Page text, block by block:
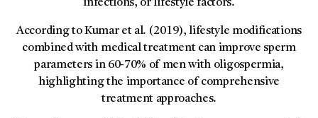
infections, or lifestyle factors.
According to Kumar et al. (2019), lifestyle modifications
combined with medical treatment can improve sperm
parameters in 60-70% of men with oligospermia,
highlighting the importance of comprehensive
treatment approaches.